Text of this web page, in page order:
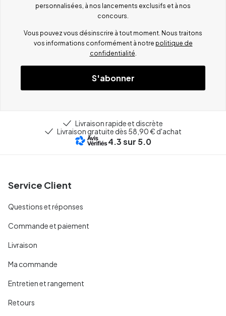
personnalisées, à nos lancements exclusifs et à nos
concours.
Vous pouvez vous désinscrire à tout moment. Nous traitons
vos informations conformément à notre politique de
confidentialité
S'abonner
Livraison rapide et discrète
Livraison gratuite dès 58,90 € d'achat
4.3sur 5.0
Service Client
Questions et réponses
Commande et paiement
Livraison
Ma commande
Entretien et rangement
Retours